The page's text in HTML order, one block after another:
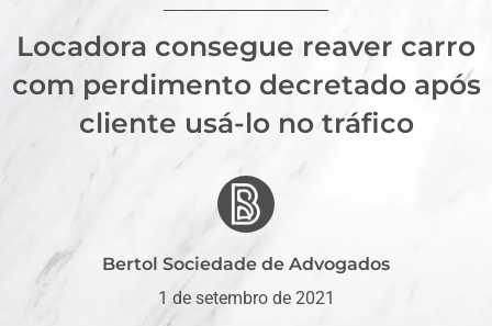
Locadora consegue reaver carro
com perdimento decretado após
cliente usá-lo no tráfico
Bertol Sociedade de Advogados
1 de setembro de 2021